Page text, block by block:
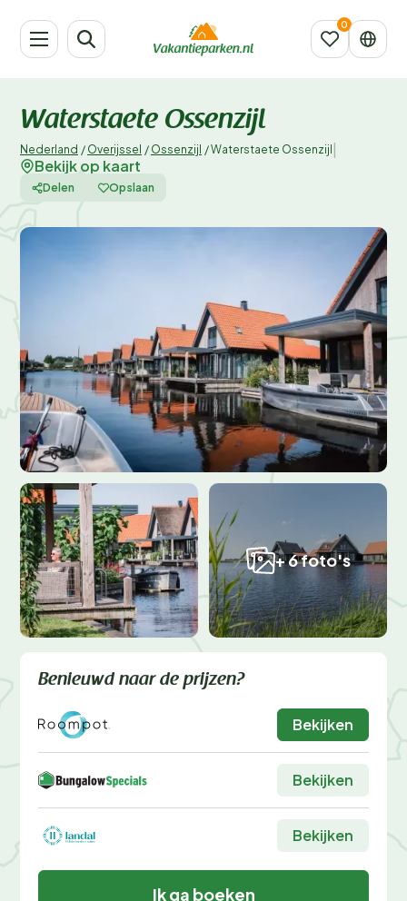
Waterstaete Ossenzijl
Nederland / Overijssel / Ossenzijl /Waterstaete Ossenzijl
Bekijk op kaart
Delen Opslaan
+ 6 foto's
Benieuwd naar de prijzen?
Bekijken
Bekijken
Bekijken
Ik ga boeken